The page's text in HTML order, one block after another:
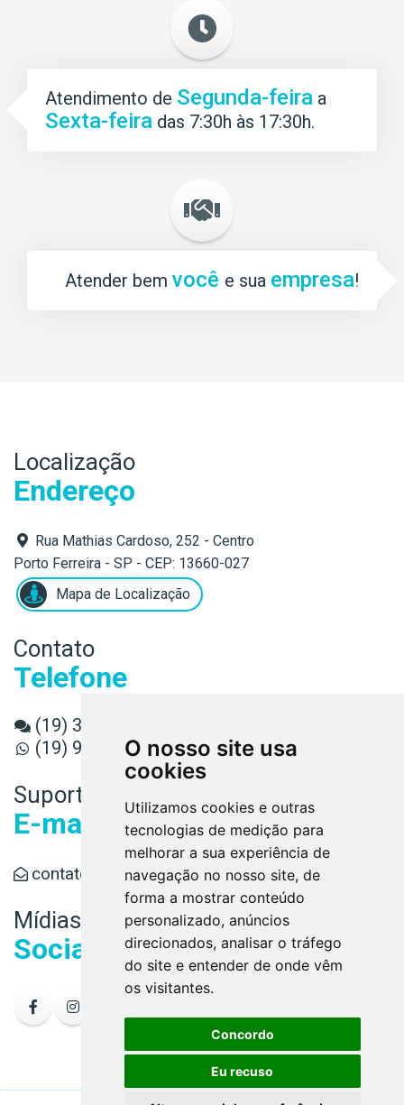
O nosso site usa
cookies
Utilizamos cookies e outras
tecnologias de medição para
melhorar a sua experiência de
navegação no nosso site, de
forma a mostrar conteúdo
personalizado, anúncios
direcionados, analisar o tráfego
do site e entender de onde vêm
os visitantes.
Concordo
Eu recuso
Atendimento de Segunda-feira a
Sexta-feira das 7:30h às 17:30h.
Atender bem você e sua empresa!
Localização
Endereço
Rua Mathias Cardoso, 252 - Centro
Porto Ferreira - SP - CEP: 13660-027
Mapa de Localização
Contato
Telefone
(19) 3589-3080
(19) 98891-6779
Suporte
E-mail
contato@conaud.cnt.br
Mídias
Sociais